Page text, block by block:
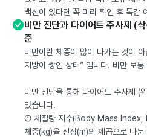
백신이 있다면 꼭 미리 확인 후 독감
비만 진단과 다이어트 주사제 (
준
비만이란 체중이 많이 나가는 것이
지방이 쌓인 상태” 입니다. 비만 보
비만 진단을 통해 다이어트 주사제 (
있습니다.
① 체질량 지수(Body Mass Index,
체중(kg)을 신장(m)의 제곱으로 나